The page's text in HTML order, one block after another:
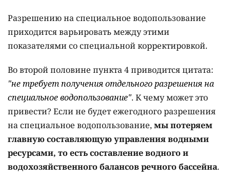
Разрешению на специальное водопользование
приходится варьировать между этими
показателями со специальной корректировкой.
Во второй половине пункта 4 приводится цитата:
"не требует получения отдельного разрешения на
специальное водопользование". К чему может это
привести? Если не будет ежегодного разрешения
на специальное водопользование, мы потеряем
главную составляющую управления водными
ресурсами, то есть составление водного и
водохозяйственного балансов речного бассейна.